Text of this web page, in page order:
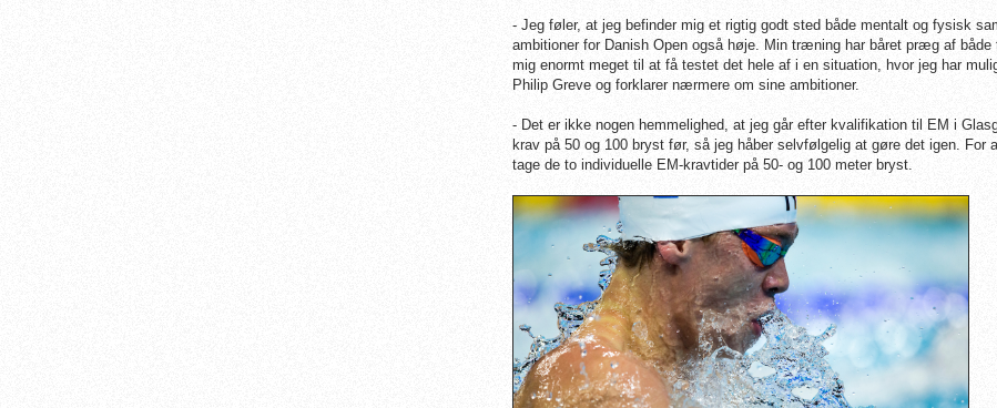
- Jeg føler, at jeg befinder mig et rigtig godt sted både mentalt og fysisk
ambitioner for Danish Open også høje. Min træning har båret præg af
mig enormt meget til at få testet det hele af i en situation, hvor jeg har
Philip Greve og forklarer nærmere om sine ambitioner.
- Det er ikke nogen hemmelighed, at jeg går efter kvalifikation til EM i
krav på 50 og 100 bryst før, så jeg håber selvfølgelig at gøre det igen.
tage de to individuelle EM-kravtider på 50- og 100 meter bryst.